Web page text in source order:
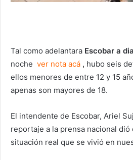
Tal como adelantara Escobar a
noche ver nota acá , hubo seis
ellos menores de entre 12 y 15
apenas son mayores de 18.
El intendente de Escobar, Ariel
reportaje a la prensa nacional
situación real que se vivió en